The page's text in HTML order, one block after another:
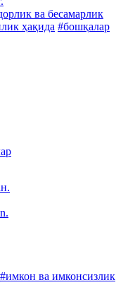
ва бесамарлик
ҳақида #бошқалар
#имкон ва имконсизлик